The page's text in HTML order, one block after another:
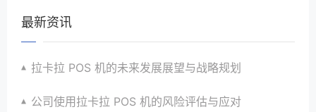
最新资讯
拉卡拉 POS 机的未来发展展望与战略规划
公司使用拉卡拉 POS 机的风险评估与应对